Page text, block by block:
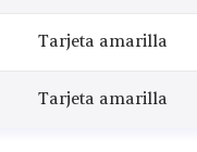
Tarjeta amarilla
Tarjeta amarilla